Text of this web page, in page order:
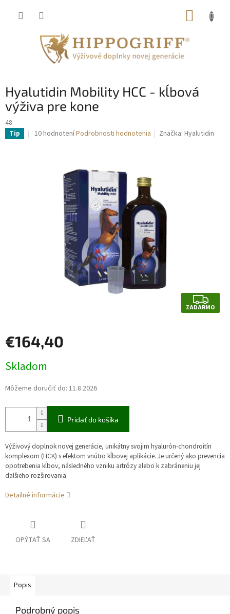
Hyalutidin Mobility HCC - kĺbová
výživa pre kone
48
Tip
Priemerné
hviezdičiek.
10 hodnoteníPodrobnosti hodnotenia Značka:Hyalutidin
Z
A
ZADARMO
€164,40
cena:
Skladom
Môžeme doručiť do: 11.8.2026
Pridať do košíka
Výživový doplnok novej generácie, unikátny svojim hyalurón-chondroitín
komplexom (HCK) s efektom vnútro kĺbovej aplikácie. Je určený ako prevencia
opotrebenia kĺbov, následného vzniku artrózy alebo k zabráneniu jej
ďalšieho rozširovania.
Detailné informácie
OPÝTAŤ SA ZDIEĽAŤ
Popis
Podrobný popis